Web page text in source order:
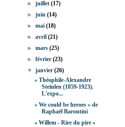
►juillet(17)
►juin(14)
►mai(18)
►avril(21)
►mars(25)
►février(23)
▼janvier(26)
« Théophile-Alexandre
Steinlen (1859-1923).
L'expo...
« We could be heroes » de
Raphaël Barontini
« Willem - Rire du pire »